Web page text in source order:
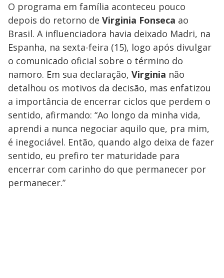
O programa em família aconteceu pouco
depois do retorno de Virginia Fonseca ao
Brasil. A influenciadora havia deixado Madri, na
Espanha, na sexta-feira (15), logo após divulgar
o comunicado oficial sobre o término do
namoro. Em sua declaração, Virginia não
detalhou os motivos da decisão, mas enfatizou
a importância de encerrar ciclos que perdem o
sentido, afirmando: “Ao longo da minha vida,
aprendi a nunca negociar aquilo que, pra mim,
é inegociável. Então, quando algo deixa de fazer
sentido, eu prefiro ter maturidade para
encerrar com carinho do que permanecer por
permanecer.”